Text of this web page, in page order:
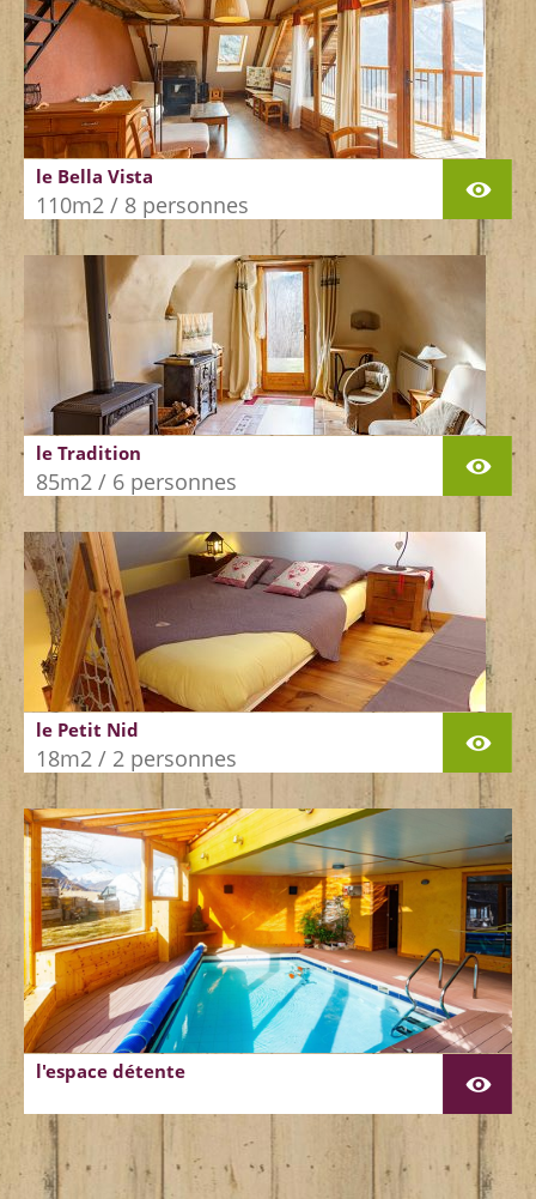
le Bella Vista
110m2 / 8 personnes
le Tradition
85m2 / 6 personnes
le Petit Nid
18m2 / 2 personnes
l'espace détente